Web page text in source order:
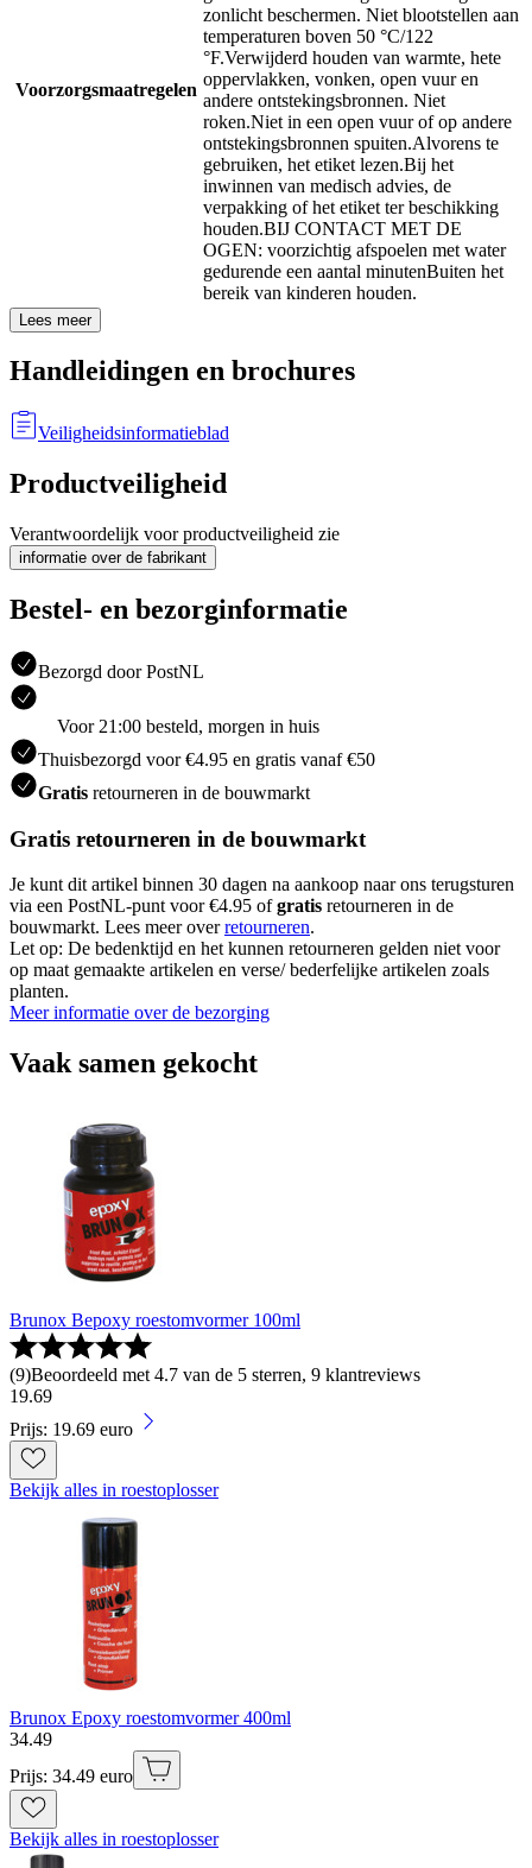
Voorzorgsmaatregelen
zonlicht beschermen. Niet blootstellen aan
temperaturen boven 50 °C/122
°F.Verwijderd houden van warmte, hete
oppervlakken, vonken, open vuur en
andere ontstekingsbronnen. Niet
roken.Niet in een open vuur of op andere
ontstekingsbronnen spuiten.Alvorens te
gebruiken, het etiket lezen.Bij het
inwinnen van medisch advies, de
verpakking of het etiket ter beschikking
houden.BIJ CONTACT MET DE
OGEN: voorzichtig afspoelen met water
gedurende een aantal minutenBuiten het
bereik van kinderen houden.
Lees meer
Handleidingen en brochures
Veiligheidsinformatieblad
Productveiligheid
Verantwoordelijk voor productveiligheid zie
informatie over de fabrikant
Bestel- en bezorginformatie
Bezorgd door PostNL
Voor 21:00 besteld, morgen in huis
Thuisbezorgd voor €4.95 en gratis vanaf €50
Gratis retourneren in de bouwmarkt
Gratis retourneren in de bouwmarkt
Je kunt dit artikel binnen 30 dagen na aankoop naar ons terugsturen
via een PostNL-punt voor €4.95 ofgratis retourneren in de
bouwmarkt. Lees meer overretourneren.
Let op: De bedenktijd en het kunnen retourneren gelden niet voor
op maat gemaakte artikelen en verse/ bederfelijke artikelen zoals
planten.
Meer informatie over de bezorging
Vaak samen gekocht
Brunox Bepoxy roestomvormer 100ml
(9)Beoordeeld met 4.7 van de 5 sterren, 9 klantreviews
19.69
Prijs: 19.69 euro
Bekijk alles in roestoplosser
Brunox Epoxy roestomvormer 400ml
34.49
Prijs: 34.49 euro
Bekijk alles in roestoplosser